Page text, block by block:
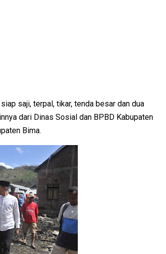
saji, terpal, tikar, tenda besar dan dua
dari Dinas Sosial dan BPBD Kabupaten
Bima.